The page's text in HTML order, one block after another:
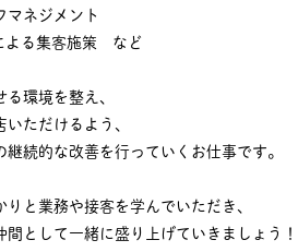
マネジメント
よる集客施策 など
環境を整え、
ただけるよう、
続的な改善を行っていくお仕事です。
りと業務や接客を学んでいただき、
間として一緒に盛り上げていきましょう！